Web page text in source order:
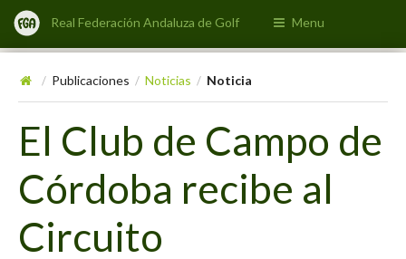
Real Federación Andaluza de Golf Menu
/ Publicaciones / Noticias / Noticia
El Club de Campo de
Córdoba recibe al
Circuito